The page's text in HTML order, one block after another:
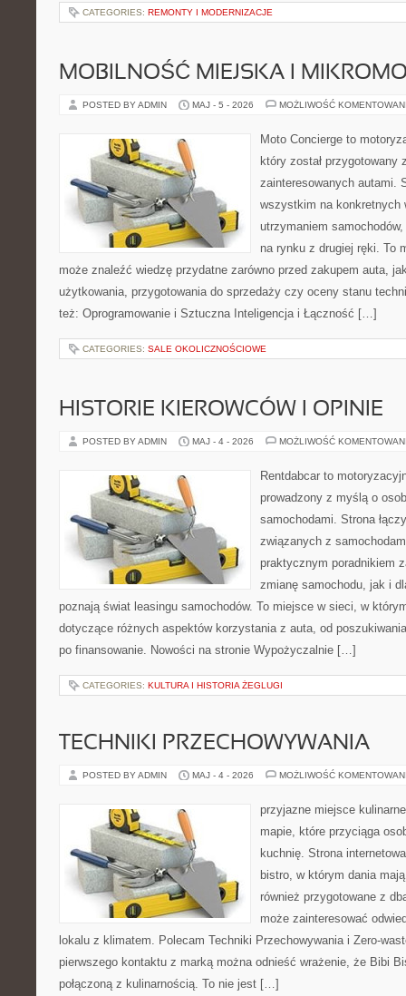
CATEGORIES: REMONTY I MODERNIZACJE
MOBILNOŚĆ MIEJSKA I
POSTED BY ADMIN MAJ - 5 - 2026 MOŻLIWOŚĆ
Moto Concierge to
który został przygotowany
zainteresowanych autami.
wszystkim na konkretnych
utrzymaniem
na rynku z drugiej ręki. To
może znaleźć wiedzę przydatne zarówno przed zakupem auta,
użytkowania, przygotowania do sprzedaży czy oceny stanu
też: Oprogramowanie i Sztuczna Inteligencja i Łączność […]
CATEGORIES: SALE OKOLICZNOŚCIOWE
HISTORIE KIEROWCÓW I OPINIE
POSTED BY ADMIN MAJ - 4 - 2026 MOŻLIWOŚĆ
Rentdabcar to
prowadzony z myślą o
samochodami. Strona
związanych z
praktycznym poradnikiem
zmianę samochodu, jak i
poznają świat leasingu samochodów. To miejsce w sieci, w
dotyczące różnych aspektów korzystania z auta, od
po finansowanie. Nowości na stronie Wypożyczalnie […]
CATEGORIES: KULTURA I HISTORIA ŻEGLUGI
TECHNIKI PRZECHOWYWANIA
POSTED BY ADMIN MAJ - 4 - 2026 MOŻLIWOŚĆ
przyjazne miejsce
mapie, które przyciąga
kuchnię. Strona
bistro, w którym dania
również przygotowane z
może zainteresować
lokalu z klimatem. Polecam Techniki Przechowywania i Zero-
pierwszego kontaktu z marką można odnieść wrażenie, że Bibi
połączoną z kulinarnością. To nie jest […]